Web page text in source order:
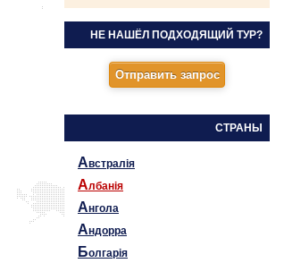
НЕ НАШЁЛ ПОДХОДЯЩИЙ ТУР?
СТРАНЫ
Австралія
Албанія
Ангола
Андорра
Болгарія